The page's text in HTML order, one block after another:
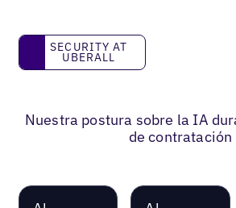
Security at Uberall
SECURITY AT
UBERALL
Nuestra postura sobre la IA
de contratación